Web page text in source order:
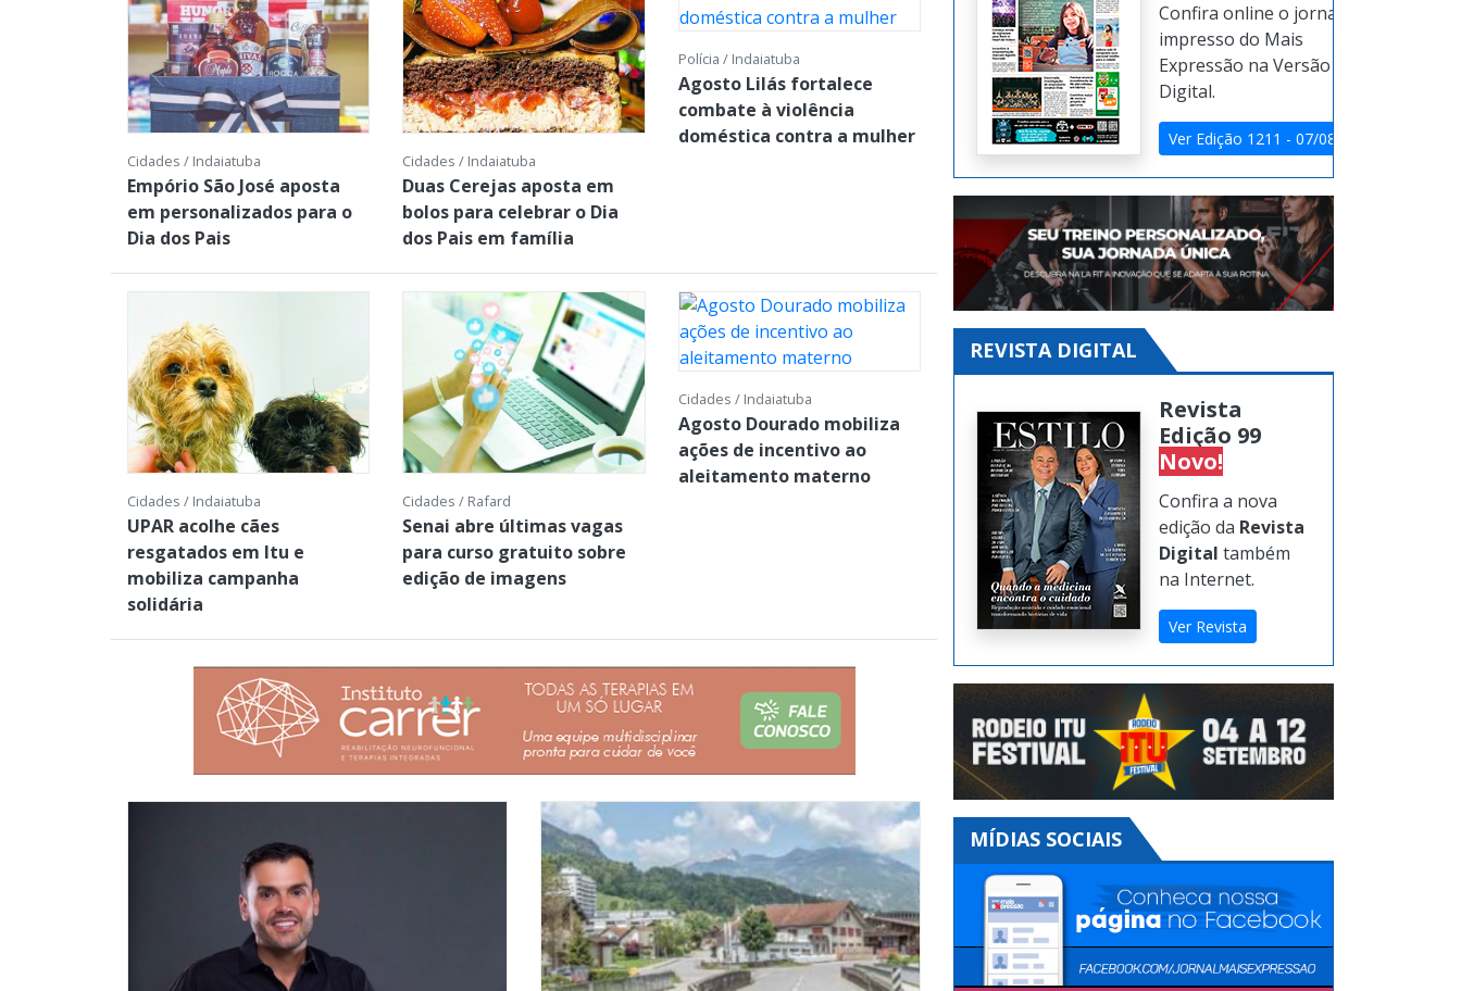
Cidades / Indaiatuba
Empório São José aposta
em personalizados para o
Dia dos Pais
Cidades / Indaiatuba
Duas Cerejas aposta em
bolos para celebrar o Dia
dos Pais em família
Polícia / Indaiatuba
Agosto Lilás fortalece
combate à violência
doméstica contra a mulher
Cidades / Indaiatuba
UPAR acolhe cães
resgatados em Itu e
mobiliza campanha
solidária
Cidades / Rafard
Senai abre últimas vagas
para curso gratuito sobre
edição de imagens
Cidades / Indaiatuba
Agosto Dourado mobiliza
ações de incentivo ao
aleitamento materno
Confira online o jornal
impresso do Mais
Expressão na Versão
Digital.
Ver Edição 1211 - 07/08/2026
REVISTA DIGITAL
Revista
Edição 99
Novo!
Confira a nova
edição da Revista
Digital também
na Internet.
Ver Revista
MÍDIAS SOCIAIS